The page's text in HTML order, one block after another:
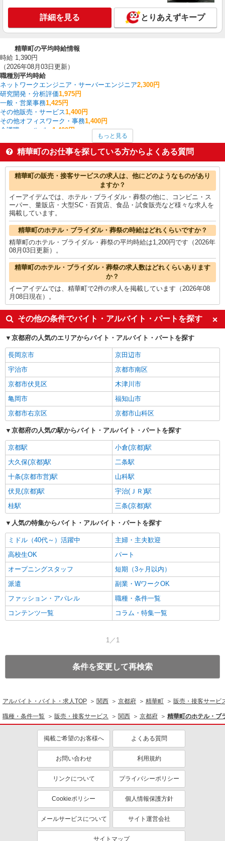
詳細を見る とりあえずキープ
精華町の平均時給情報
時給 1,390円
（2026年08月03日更新）
職種別平均時給
ネットワークエンジニア・サーバーエンジニア2,300円
研究開発・分析評価1,975円
一般・営業事務1,425円
その他販売・サービス1,400円
その他オフィスワーク・事務1,400円
介護職・ヘルパー 1,400円
受付・秘書1,350円
配送・配達ドライバー 1,350円
梱包・仕分け・ピッキング1,333円
精華町の他の職種の平均時給を見る
もっと見る
精華町のお仕事を探している方からよくある質問
精華町の販売・接客サービスの求人は、他にどのようなものがあり
ますか？
イーアイデムでは、ホテル・ブライダル・葬祭の他に、コンビニ・ス
ーパー、量販店・大型SC・百貨店、食品・試食販売など様々な求人を
掲載しています。
精華町のホテル・ブライダル・葬祭の時給はどれくらいですか？
精華町のホテル・ブライダル・葬祭の平均時給は1,200円です（2026年
08月03日更新）。
精華町のホテル・ブライダル・葬祭の求人数はどれくらいあります
か？
イーアイデムでは、精華町で2件の求人を掲載しています（2026年08
月08日現在）。
その他の条件でバイト・アルバイト・パートを探す
京都府の人気のエリアからバイト・アルバイト・パートを探す
長岡京市
京田辺市
宇治市
京都市南区
京都市伏見区
木津川市
亀岡市
福知山市
京都市右京区
京都市山科区
京都府の人気の駅からバイト・アルバイト・パートを探す
京都駅
小倉(京都)駅
大久保(京都)駅
二条駅
十条(京都市営)駅
山科駅
伏見(京都)駅
宇治(ＪＲ)駅
桂駅
三条(京都)駅
人気の特集からバイト・アルバイト・パートを探す
ミドル（40代～）活躍中
主婦・主夫歓迎
高校生OK
パート
オープニングスタッフ
短期（3ヶ月以内）
派遣
副業・WワークOK
ファッション・アパレル
職種・条件一覧
コンテンツ一覧
コラム・特集一覧
1／1
条件を変更して再検索
アルバイト・バイト・求人TOP 関西 京都府 精華町 販売・接客サービ
職種・条件一覧 販売・接客サービス 関西 京都府 精華町のホテル・ブ
掲載ご希望のお客様へ よくある質問
お問い合わせ 利用規約
リンクについて プライバシーポリシー
Cookieポリシー 個人情報保護方針
メールサービスについて サイト運営会社
サイトマップ